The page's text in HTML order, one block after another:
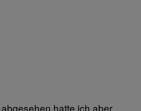
hatte ich aber